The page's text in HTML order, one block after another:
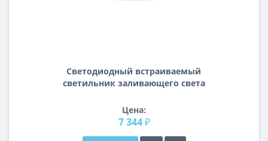
Светодиодный встраиваемый
светильник заливающего света
Цена:
7 344 ₽